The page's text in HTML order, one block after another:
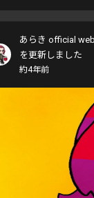
あらき official
を更新しました
約4年前